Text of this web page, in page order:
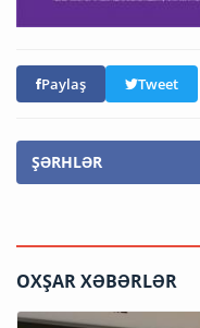
Paylaş Tweet
ŞƏRHLƏR
OXŞAR XƏBƏRLƏR